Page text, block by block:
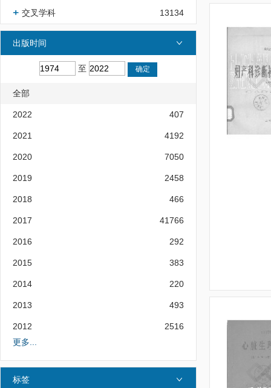
交叉学科 13134
出版时间
至
全部
2022 407
2021 4192
2020 7050
2019 2458
2018 466
2017 41766
2016 292
2015 383
2014 220
2013 493
2012
2516
更多...
标签